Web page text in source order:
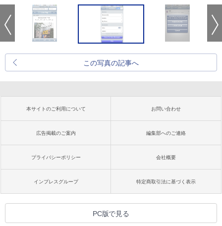
この写真の記事へ
本サイトのご利用について お問い合わせ
広告掲載のご案内 編集部へのご連絡
プライバシーポリシー 会社概要
インプレスグループ 特定商取引法に基づく表示
PC版で見る